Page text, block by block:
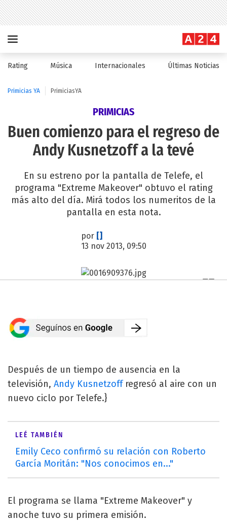
Rating Música Internacionales Últimas Noticias
Primicias YA PrimiciasYA
PRIMICIAS
Buen comienzo para el regreso de
Andy Kusnetzoff a la tevé
En su estreno por la pantalla de Telefe, el
programa "Extreme Makeover" obtuvo el rating
más alto del día. Mirá todos los numeritos de la
pantalla en esta nota.
por []
13 nov 2013, 09:50
Después de un tiempo de ausencia en la
televisión, Andy Kusnetzoffregresó al aire con un
nuevo ciclo por Telefe.}
LEÉ TAMBIÉN
Emily Ceco confirmó su relación con Roberto
García Moritán: "Nos conocimos en..."
El programa se llama "Extreme Makeover" y
anoche tuvo su primera emisión.